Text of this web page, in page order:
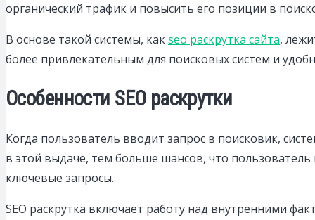
органический трафик и повысить его позиции в
В основе такой системы, какseo раскрутка сайта,
более привлекательным для поисковых систем и
Особенности SEO раскрутки
Когда пользователь вводит запрос в поисковик,
в этой выдаче, тем больше шансов, что
ключевые запросы.
SEO раскрутка включает работу над внутренними